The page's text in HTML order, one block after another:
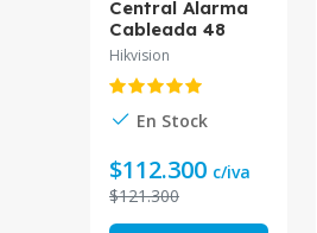
Central Alarma
Cableada 48
Zonas AX
PHA48-EP(B)
Hikvision
Hikvision
En Stock
$112.300 c/iva
$121.300